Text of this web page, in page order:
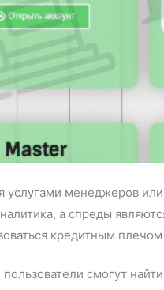
услугами менеджеров
а спреды
кредитным
смогут